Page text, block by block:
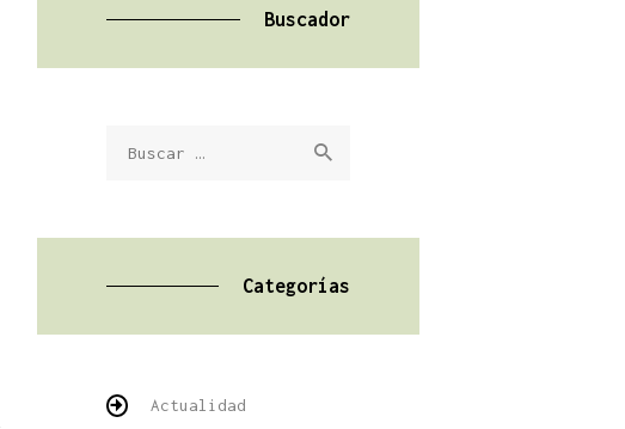
Buscador
Categorías
Actualidad